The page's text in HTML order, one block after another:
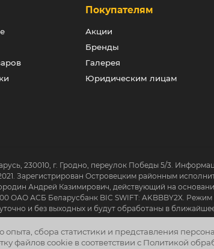
сбора статистики и представления
файлов cookie в соответствии с Политикой
Покупателям
Акции
Бренды
Галерея
Юридическим лицам
230010, г. Гродно, переулок Победы 5/3.
Зарегистрирован Островецким районным
Андрей Казимирович, действующий на
ОАО АСБ Беларусбанк BIC SWIFT: AKBBBY2X.
и без выходных и будут обработаны в